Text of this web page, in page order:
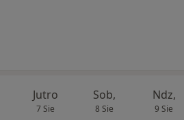
Jutro
7 Sie
Sob,
8 Sie
Ndz,
9 Sie